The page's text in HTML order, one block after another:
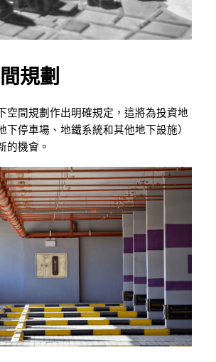
規劃
空間規劃作出明確規定，這將為投資地
下停車場、地鐵系統和其他地下設施）
的機會。